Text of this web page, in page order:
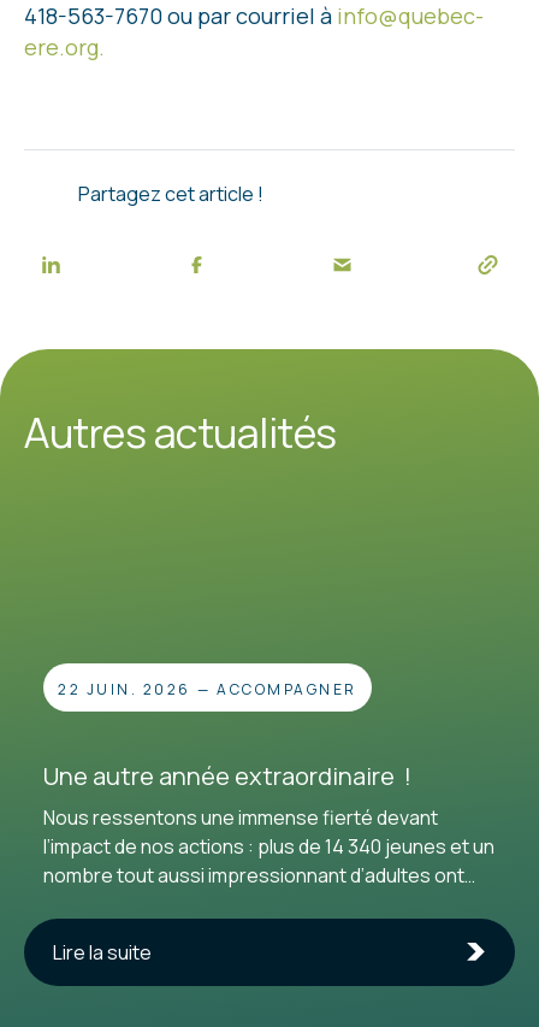
418-563-7670 ou par courriel à info@quebec-
ere.org.
Partagez cet article !
Autres actualités
22 JUIN. 2026 — ACCOMPAGNER
Une autre année extraordinaire !
Nous ressentons une immense fierté devant
l’impact de nos actions : plus de 14 340 jeunes et un
nombre tout aussi impressionnant d’adultes ont
notre profonde gratitude envers toutes les
personnes qui continuent de nous accorder leur
Lire la suite